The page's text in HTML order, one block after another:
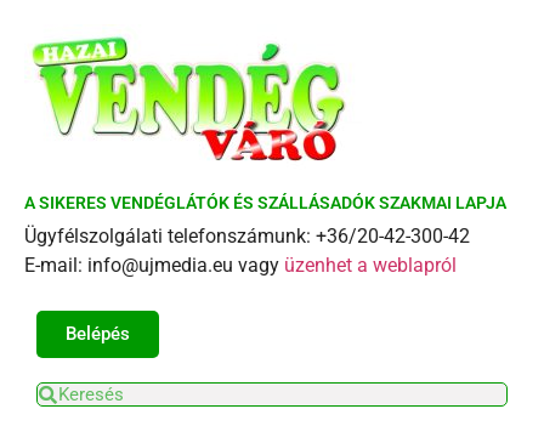
A SIKERES VENDÉGLÁTÓK ÉS SZÁLLÁSADÓK SZAKMAI LAPJA
Ügyfélszolgálati telefonszámunk: +36/20-42-300-42
E-mail: info@ujmedia.eu vagy üzenhet a weblapról
Belépés